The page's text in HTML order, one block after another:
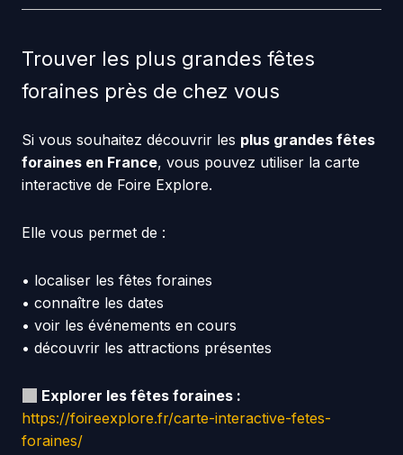
Trouver les plus grandes fêtes
foraines près de chez vous
Si vous souhaitez découvrir les plus grandes fêtes
foraines en France, vous pouvez utiliser la carte
interactive de Foire Explore.
Elle vous permet de :
• localiser les fêtes foraines
• connaître les dates
• voir les événements en cours
• découvrir les attractions présentes
Explorer les fêtes foraines :
https://foireexplore.fr/carte-interactive-fetes-
foraines/